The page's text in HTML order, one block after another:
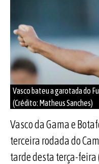
Vasco bateu a garotada do
(Crédito: Matheus Sanches)
Vasco da Gama e
terceira rodada do
tarde desta terça-feira